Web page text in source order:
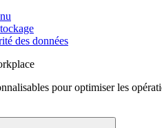
des données
pour optimiser les